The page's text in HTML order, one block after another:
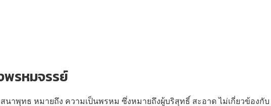
พรหมจรรย์
นาพุทธ หมายถึง ความเป็นพรหม ซึ่งหมายถึงผู้บริสุทธิ์ สะอาด ไม่เกี่ยวข้องกับ